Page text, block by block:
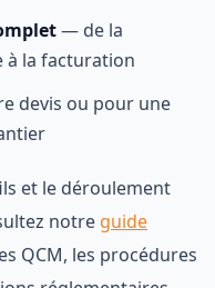
— de la
à la facturation
devis ou pour une
et le déroulement
notre guide
QCM, les procédures